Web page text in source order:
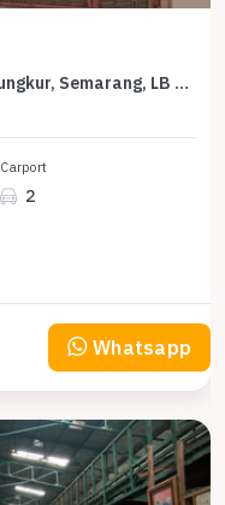
Rumah Mewah di Kawasan Gajah Mungkur, Semarang, LB 800m², Harga 30 Miliar
Carport
2
Whatsapp